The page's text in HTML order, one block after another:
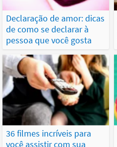
Declaração de amor: dicas
de como se declarar à
pessoa que você gosta
36 filmes incríveis para
você assistir com sua